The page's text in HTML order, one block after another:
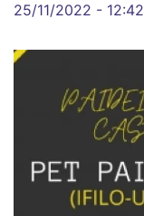
25/11/2022 - 12:42